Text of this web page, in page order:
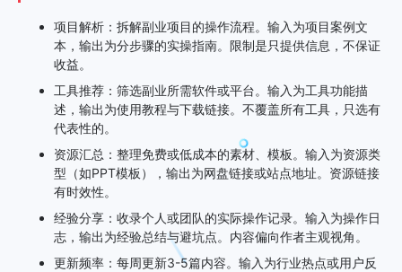
项目解析：拆解副业项目的操作流程。输入为项目案例文
本，输出为分步骤的实操指南。限制是只提供信息，不保证
收益。
工具推荐：筛选副业所需软件或平台。输入为工具功能描
述，输出为使用教程与下载链接。不覆盖所有工具，只选有
代表性的。
资源汇总：整理免费或低成本的素材、模板。输入为资源类
型（如PPT模板），输出为网盘链接或站点地址。资源链接
有时效性。
经验分享：收录个人或团队的实际操作记录。输入为操作日
志，输出为经验总结与避坑点。内容偏向作者主观视角。
更新频率：每周更新3-5篇内容。输入为行业热点或用户反